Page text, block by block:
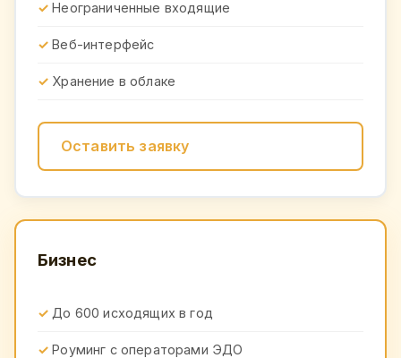
Неограниченные входящие
Веб-интерфейс
Хранение в облаке
Оставить заявку
Бизнес
До 600 исходящих в год
Роуминг с операторами ЭДО